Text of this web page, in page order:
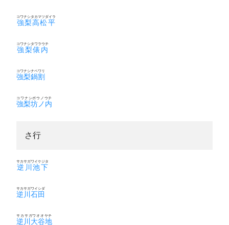
強梨高松平
コワナシタカマツダイラ
強梨俵内
コワナシタワラウチ
強梨鍋割
コワナシナベワリ
強梨坊ノ内
コワナシボウノウチ
さ行
逆川池下
サカサガワイケジタ
逆川石田
サカサガワイシダ
逆川大谷地
サカサガワオオヤチ